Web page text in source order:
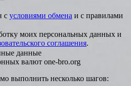
с условиями обмена и с правилами
моих персональных данных и
соглашения.
данные
валют one-bro.org
выполнить несколько шагов: